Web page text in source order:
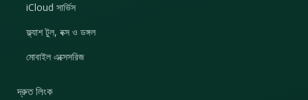
iCloud সার্ভিস
ফ্ল্যাশ টুল, বক্স ও ডঙ্গল
মোবাইল এক্সেসরিজ
দ্রুত লিংক